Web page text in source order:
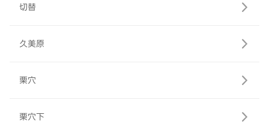
切替
久美原
栗穴
栗穴下